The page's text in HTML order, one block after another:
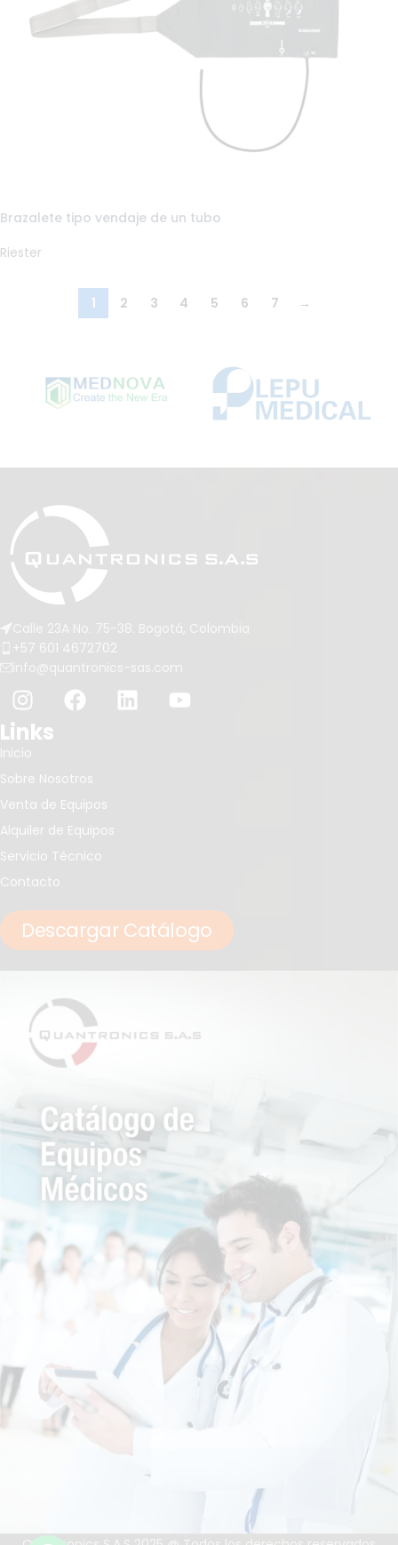
Brazalete tipo vendaje de un tubo
Riester
1 2 3 4 5 6 7 →
Calle 23A No. 75-38. Bogotá, Colombia
+57 601 4672702
info@quantronics-sas.com
Links
Inicio
Sobre Nosotros
Venta de Equipos
Alquiler de Equipos
Servicio Técnico
Contacto
Descargar Catálogo